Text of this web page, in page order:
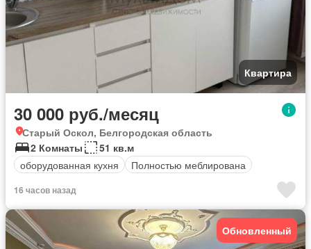
Квартира
30 000 руб./месяц
Старый Оскол, Белгородская область
2 Комнаты
51 кв.м
оборудованная кухня
Полностью меблирована
16 часов назад
Обновленный